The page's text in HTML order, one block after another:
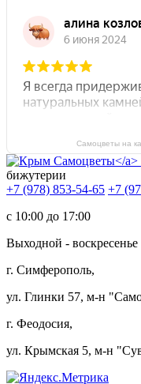
Самоцветы на
бижутерии
+7 (978) 853-54-65 +7
c 10:00 до 17:00
Выходной - воскресенье
г. Симферополь,
ул. Глинки 57, м-н
г. Феодосия,
ул. Крымская 5, м-н